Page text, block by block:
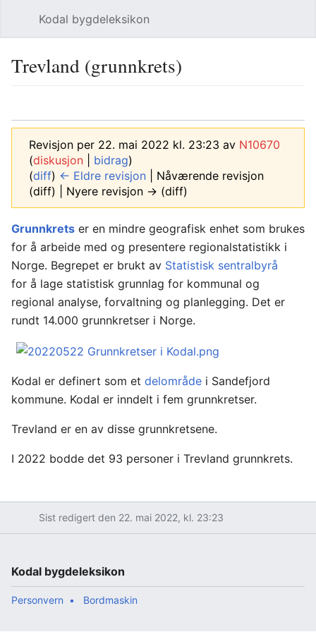
Kodal bygdeleksikon
Trevland (grunnkrets)
Revisjon per 22. mai 2022 kl. 23:23 av N10670
(diskusjon bidrag)
(diff) ← Eldre revisjon | Nåværende revisjon
(diff) | Nyere revisjon → (diff)
Grunnkrets er en mindre geografisk enhet som brukes
for å arbeide med og presentere regionalstatistikk i
Norge. Begrepet er brukt av Statistisk sentralbyrå
for å lage statistisk grunnlag for kommunal og
regional analyse, forvaltning og planlegging. Det er
rundt 14.000 grunnkretser i Norge.
Kodal er definert som et delområde i Sandefjord
kommune. Kodal er inndelt i fem grunnkretser.
Trevland er en av disse grunnkretsene.
I 2022 bodde det 93 personer i Trevland grunnkrets.
Sist redigert den 22. mai 2022, kl. 23:23
Kodal bygdeleksikon
Personvern Bordmaskin